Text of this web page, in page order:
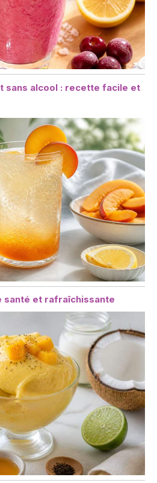
sans alcool : recette facile et
et rafraîchissante